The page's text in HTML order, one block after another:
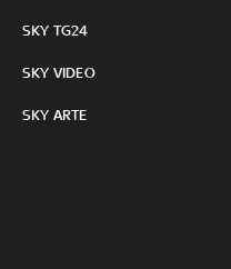
SKY TG24
SKY VIDEO
SKY ARTE